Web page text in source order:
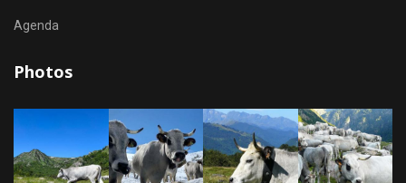
Agenda
Photos